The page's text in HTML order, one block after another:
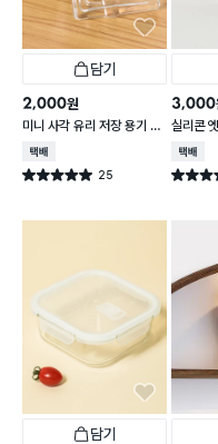
담기
2,000원
미니 사각 유리 저장 용기 13
0 ml
택배배송
별점 5.0점 25
건 작성
3,000
실리콘
550 ml
택배배송
별점 5.0
담기